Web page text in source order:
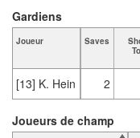
Joueur Saves
[13] K. Hein 2
Gardiens
Joueurs de champ